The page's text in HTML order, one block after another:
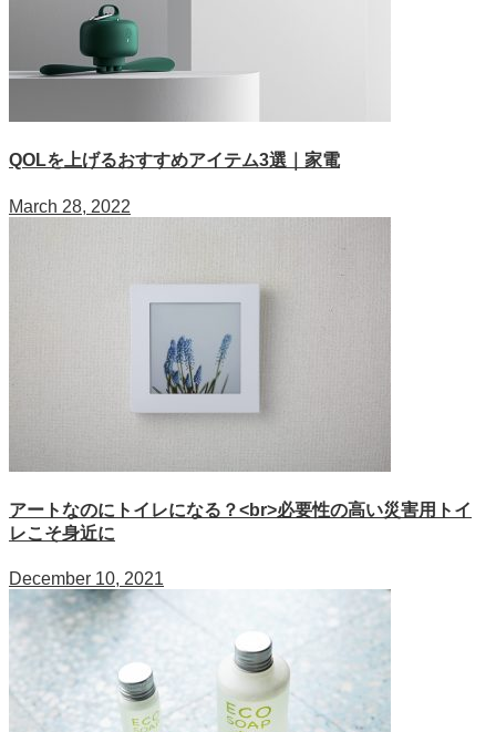
QOLを上げるおすすめアイテム3選｜家電
March 28, 2022
アートなのにトイレになる？<br>必要性の高い災害用トイ
レこそ身近に
December 10, 2021